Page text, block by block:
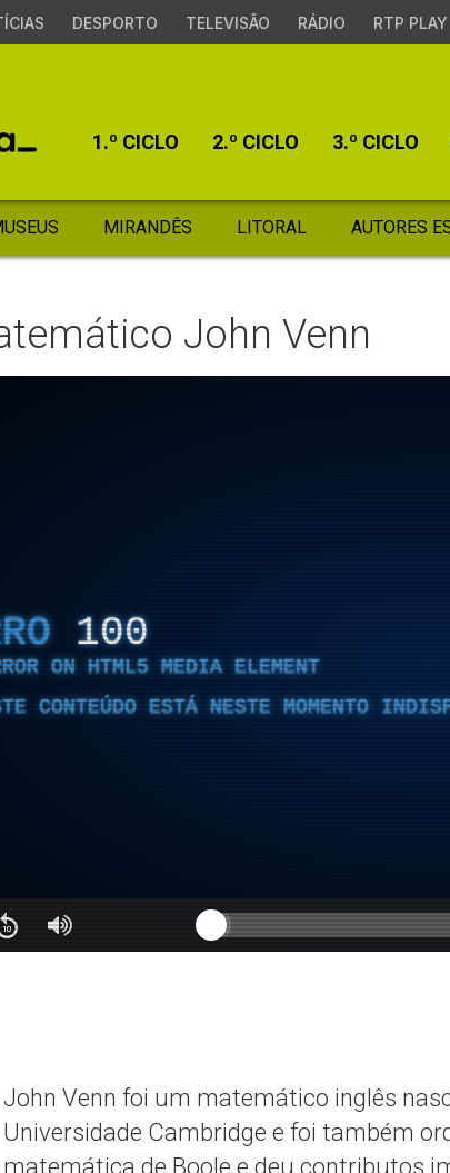
DESPORTO TELEVISÃO RÁDIO RTP PLAY
1.º CICLO 2.º CICLO 3.º CICLO
MIRANDÊS LITORAL AUTORES
John Venn
100
ON HTML5 MEDIA ELEMENT
CONTEÚDO ESTÁ NESTE MOMENTO
John Venn foi um matemático inglês
Universidade Cambridge e foi também
matemática de Boole e deu contributos